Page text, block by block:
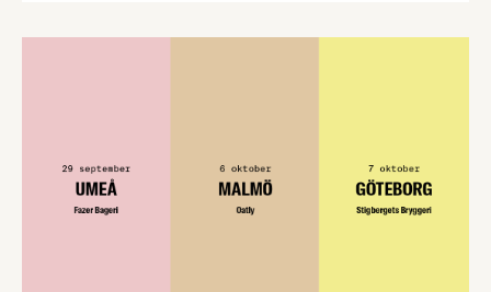
konsumentmaktsdirektivet. Livsmedelsföretagen